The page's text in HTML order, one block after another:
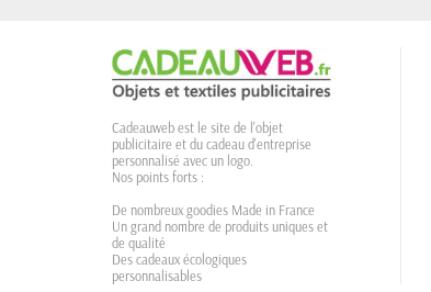
Cadeauweb est le site de l'objet
publicitaire et du cadeau d'entreprise
personnalisé avec un logo.
Nos points forts :
De nombreux goodies Made in France
Un grand nombre de produits uniques et
de qualité
Des cadeaux écologiques
personnalisables